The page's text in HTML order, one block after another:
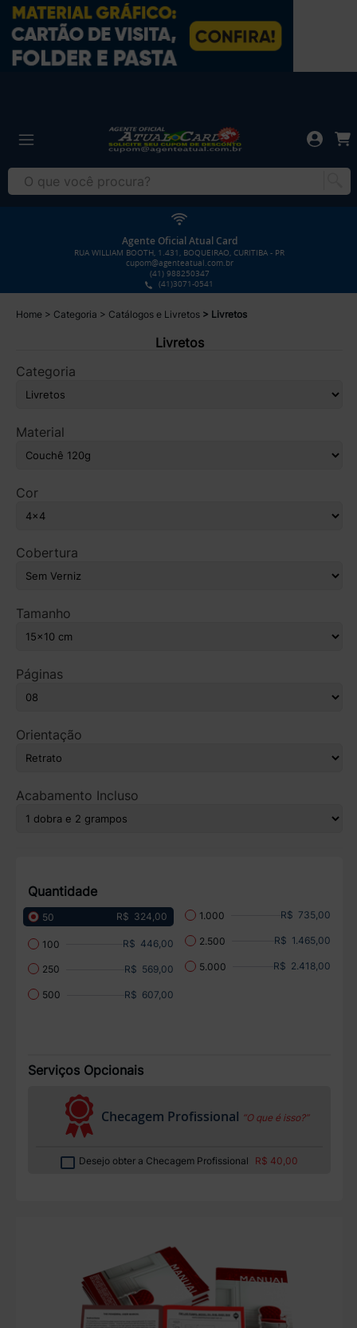
Agente Oficial Atual Card
RUA WILLIAM BOOTH, 1.431, BOQUEIRAO, CURITIBA - PR
cupom@agenteatual.com.br
(41) 988250347
(41)3071-0541
Home Categoria Catálogos e Livretos Livretos
Livretos
Categoria
Material
Cor
Cobertura
Tamanho
Páginas
Orientação
Acabamento Incluso
Quantidade
50 R$ 324,00
100 R$ 446,00
250 R$ 569,00
500 R$ 607,00
1.000 R$ 735,00
2.500 R$ 1.465,00
5.000 R$ 2.418,00
Serviços Opcionais
Checagem Profissional “O que é isso?”
Desejo obter a Checagem Profissional R$ 40,00